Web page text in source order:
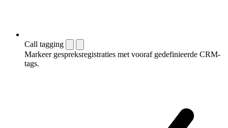
Call tagging
Markeer gespreksregistraties met vooraf gedefinieerde CRM-
tags.